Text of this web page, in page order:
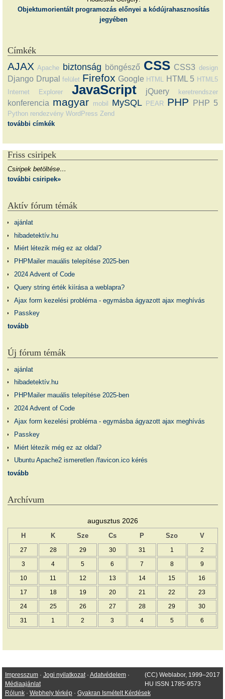
Objektumorientált programozás előnyei a kódújrahasznosítás
jegyében
Címkék
AJAX Apache biztonság böngésző CSS CSS3 design
Django Drupal felület Firefox Google HTML HTML 5 HTML5
Internet Explorer
JavaScript jQuery keretrendszer
konferencia magyar mobil MySQL PEAR PHP PHP 5
Python rendezvény WordPress Zend
további címkék
Friss csiripek
Csiripek betöltése…
további csiripek»
Aktív fórum témák
ajánlat
hibadetektív.hu
Miért létezik még ez az oldal?
PHPMailer mauális telepítése 2025-ben
2024 Advent of Code
Query string érték kiírása a weblapra?
Ajax form kezelési probléma - egymásba ágyazott ajax meghívás
Passkey
tovább
Új fórum témák
ajánlat
hibadetektív.hu
PHPMailer mauális telepítése 2025-ben
2024 Advent of Code
Ajax form kezelési probléma - egymásba ágyazott ajax meghívás
Passkey
Miért létezik még ez az oldal?
Ubuntu Apache2 ismeretlen /favicon.ico kérés
tovább
Archívum
augusztus 2026
H K Sze Cs P Szo V
27 28 29 30 31 1 2
3 4 5 6 7 8 9
10 11 12 13 14 15 16
17 18 19 20 21 22 23
24 25 26 27 28 29 30
31 1 2 3 4 5 6
(CC) Weblabor, 1999–2017
HU ISSN 1785-9573
Impresszum· Jogi nyilatkozat· Adatvédelem·
Médiaajánlat
Rólunk· Webhely térkép· Gyakran Ismételt Kérdések